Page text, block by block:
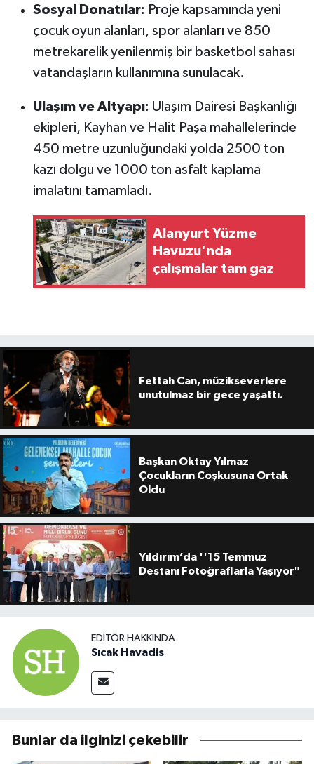
Sosyal Donatılar: Proje kapsamında yeni
çocuk oyun alanları, spor alanları ve 850
metrekarelik yenilenmiş bir basketbol sahası
vatandaşların kullanımına sunulacak.
Ulaşım ve Altyapı: Ulaşım Dairesi Başkanlığı
ekipleri, Kayhan ve Halit Paşa mahallelerinde
450 metre uzunluğundaki yolda 2500 ton
kazı dolgu ve 1000 ton asfalt kaplama
imalatını tamamladı.
Alanyurt Yüzme
Havuzu'nda
çalışmalar tam gaz
Fettah Can, müzikseverlere
unutulmaz bir gece yaşattı.
Başkan Oktay Yılmaz
Çocukların Coşkusuna Ortak
Oldu
Yıldırım’da ''15 Temmuz
Destanı Fotoğraflarla Yaşıyor"
EDITÖR HAKKINDA
Sıcak Havadis
Bunlar da ilginizi çekebilir